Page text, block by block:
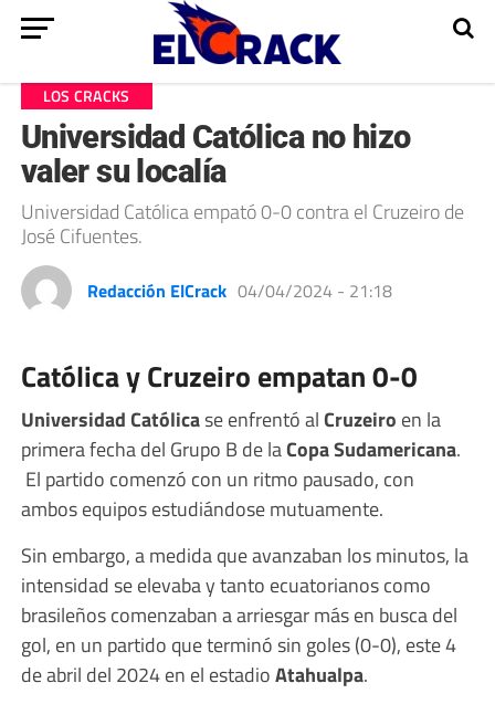
LOS CRACKS
Universidad Católica no hizo
valer su localía
Universidad Católica empató 0-0 contra el Cruzeiro de
José Cifuentes.
Redacción ElCrack 04/04/2024 - 21:18
Católica y Cruzeiro empatan 0-0
Universidad Católicase enfrentó alCruzeiro en la
primera fecha del Grupo B de laCopa Sudamericana.
El partido comenzó con un ritmo pausado, con
ambos equipos estudiándose mutuamente.
Sin embargo, a medida que avanzaban los minutos, la
intensidad se elevaba y tanto ecuatorianos como
brasileños comenzaban a arriesgar más en busca del
gol, en un partido que terminó sin goles (0-0), este 4
de abril del 2024 en el estadioAtahualpa.